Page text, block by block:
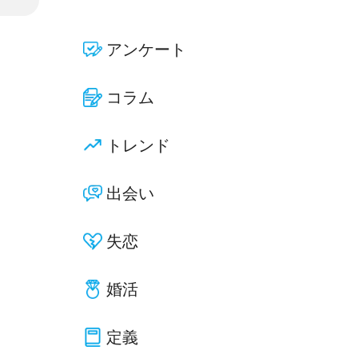
アンケート
コラム
トレンド
出会い
失恋
婚活
定義